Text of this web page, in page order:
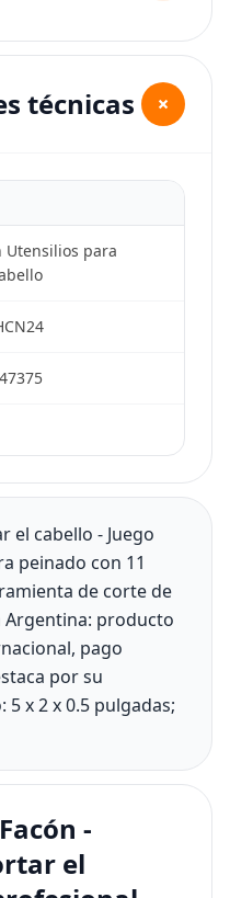
técnicas +
Utensilios para
el cabello - Juego
peinado con 11
de corte de
Argentina: producto
pago
por su
x 2 x 0.5 pulgadas;
-
el